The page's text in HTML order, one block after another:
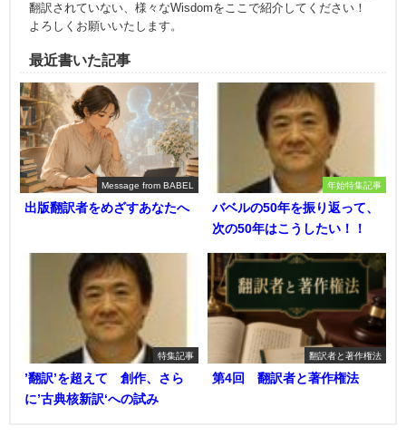
翻訳されていない、様々なWisdomをここで紹介してください！
よろしくお願いいたします。
最近書いた記事
Message from BABEL
出版翻訳者をめざすあなたへ
年始特集記事
バベルの50年を振り返って、
次の50年はこうしたい！！
特集記事
’翻訳’を超えて 創作、さら
に’古典核新訳‘への試み
翻訳者と著作権法
第4回 翻訳者と著作権法